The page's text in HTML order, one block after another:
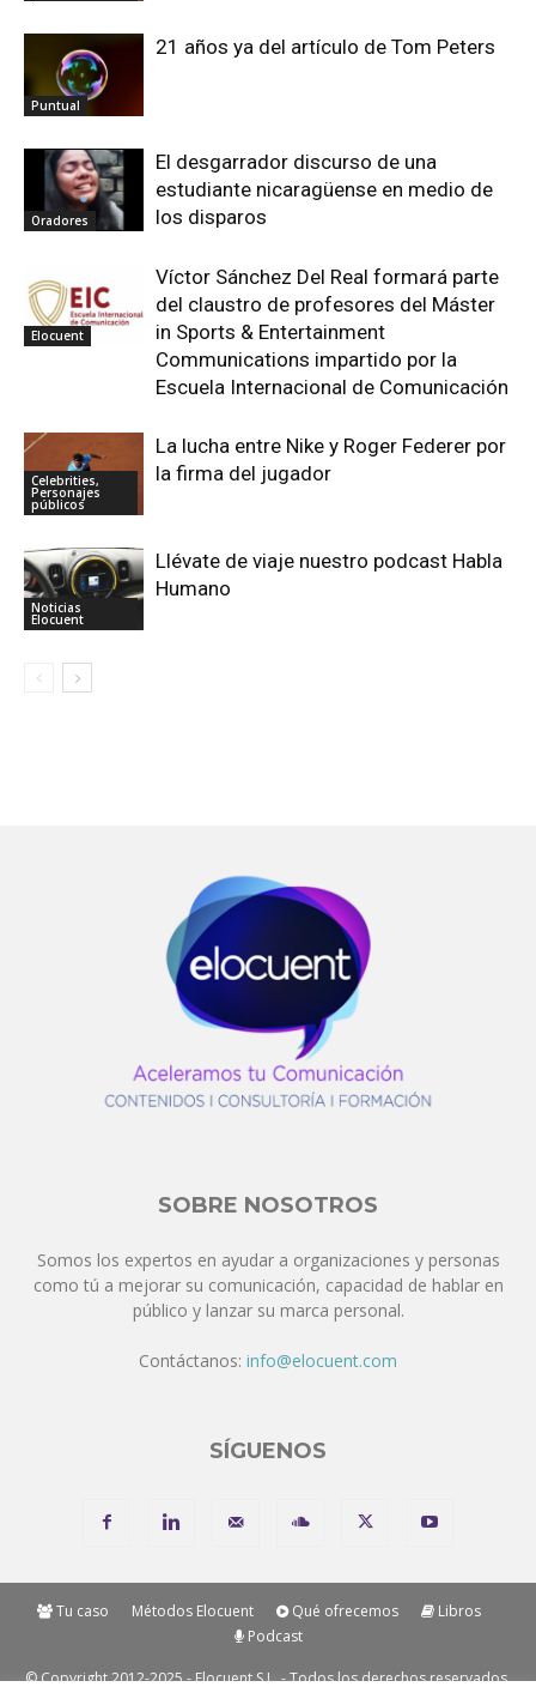
Puntual
21 años ya del artículo de Tom Peters
Oradores
El desgarrador discurso de una
estudiante nicaragüense en medio de
los disparos
Elocuent
Víctor Sánchez Del Real formará parte
del claustro de profesores del Máster
in Sports & Entertainment
Communications impartido por la
Escuela Internacional de Comunicación
Celebrities,
Personajes
públicos
La lucha entre Nike y Roger Federer por
la firma del jugador
Noticias
Elocuent
Llévate de viaje nuestro podcast Habla
Humano
SOBRE NOSOTROS
Somos los expertos en ayudar a organizaciones y personas
como tú a mejorar su comunicación, capacidad de hablar en
público y lanzar su marca personal.
Contáctanos: info@elocuent.com
SÍGUENOS
Tu caso Métodos Elocuent Qué ofrecemos
Libros
Podcast
© Copyright 2012-2025 - Elocuent S.L. - Todos los derechos reservados.